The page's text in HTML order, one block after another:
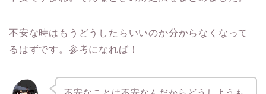
不安な時はもうどうしたらいいのか分からなくなって
るはずです。参考になれば！